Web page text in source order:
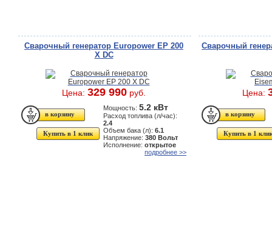
Сварочный генератор Europower EP 200
X DC
Цена: 329 990 руб.
Купить в 1 клик
Мощность: 5.2 кВт
Расход топлива (л/час):
2.4
Объем бака (л): 6.1
Напряжение: 380 Вольт
Исполнение: открытое
подробнее >>
Сварочный
Цена:
Купить в 1